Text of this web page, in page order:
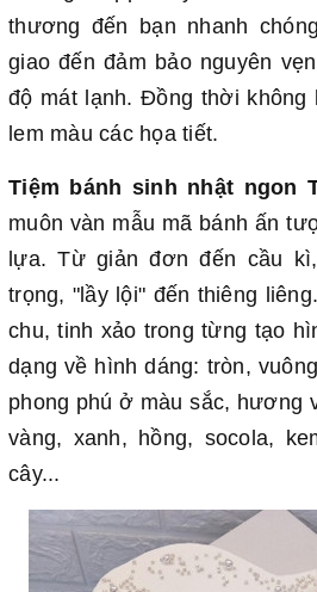
thương đến bạn nhanh
giao đến đảm bảo nguyên
độ mát lạnh. Đồng thời không
lem màu các họa tiết.
Tiệm bánh sinh nhật ngon
muôn vàn mẫu mã bánh ấn
lựa. Từ giản đơn đến cầu
trọng, "lầy lội" đến thiêng
chu, tinh xảo trong từng tạo
dạng về hình dáng: tròn,
phong phú ở màu sắc, hương
vàng, xanh, hồng, socola,
cây...